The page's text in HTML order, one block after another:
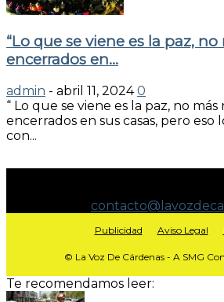
“Lo que se viene es la paz, no
encerrados en...
admin - abril 11, 2024 0
“ Lo que se viene es la paz, no más
encerrados en sus casas, pero eso
con...
Publicidad Aviso Legal
© La Voz De Cárdenas - A SMG
Te recomendamos leer: